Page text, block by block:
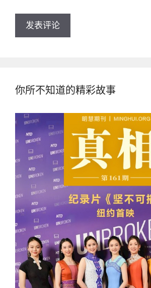
你所不知道的精彩故事